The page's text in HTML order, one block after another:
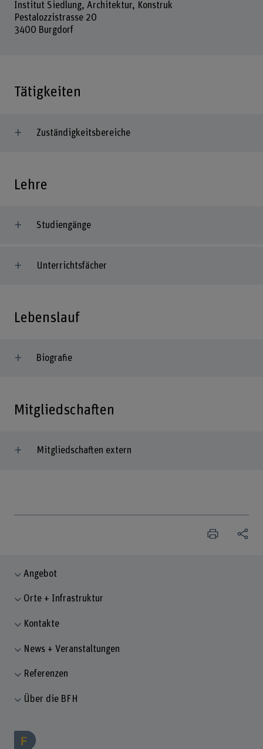
Institut Siedlung, Architektur, Konstruk
Pestalozzistrasse 20
3400 Burgdorf
Tätigkeiten
Zuständigkeitsbereiche
Lehre
Studiengänge
Unterrichtsfächer
Lebenslauf
Biografie
Mitgliedschaften
Mitgliedschaften extern
Angebot
Orte + Infrastruktur
Kontakte
News + Veranstaltungen
Referenzen
Über die BFH